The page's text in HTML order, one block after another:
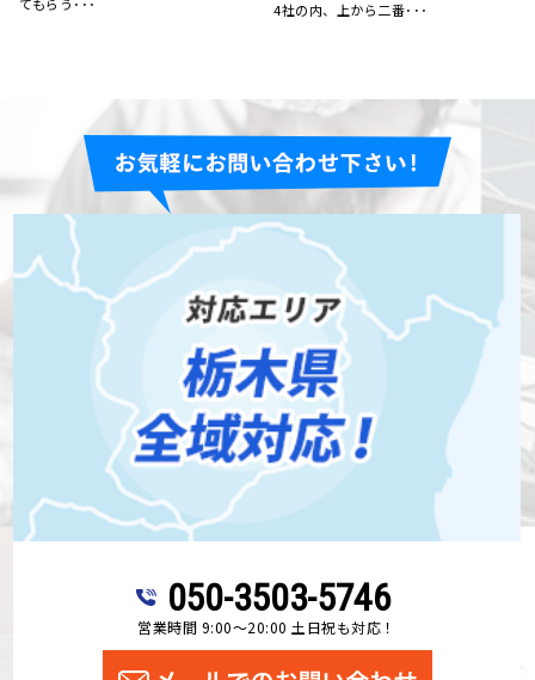
050-3503-5746
営業時間 9:00～20:00 土日祝も対応！